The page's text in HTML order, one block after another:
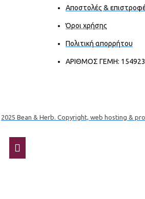
Αποστολές &
Όροι χρήσης
Πολιτική απορρήτου
ΑΡΙΘΜΟΣ ΓΕΜΗ:
2025 Bean & Herb. Copyright, web hosting &